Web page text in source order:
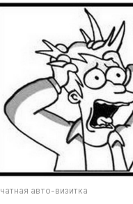
авто-визитка